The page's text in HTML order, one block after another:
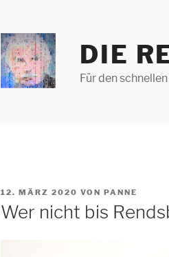
DIE
Für den
VERÖFFENTLICHT
12. MÄRZ 2020 VON PANNE
Wer nicht bis